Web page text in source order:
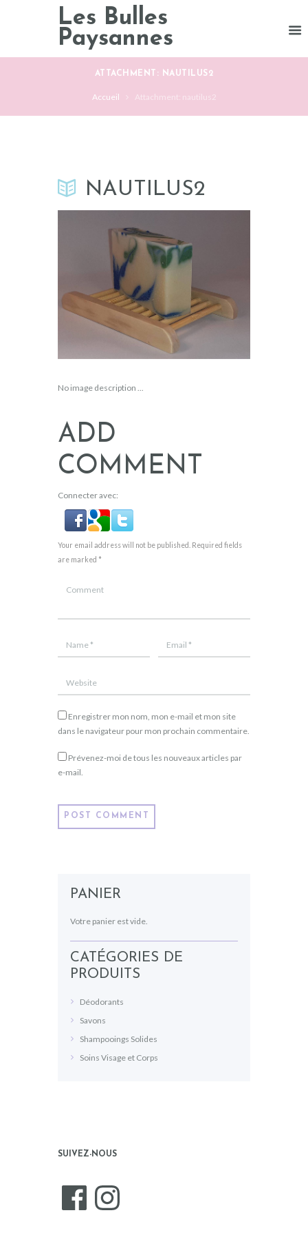
Les Bulles
Paysannes
ATTACHMENT: NAUTILUS2
Accueil Attachment: nautilus2
NAUTILUS2
No image description ...
ADD
COMMENT
Connecter avec:
Your email address will not be published. Required fields
are marked *
Enregistrer mon nom, mon e-mail et mon site
dans le navigateur pour mon prochain commentaire.
Prévenez-moi de tous les nouveaux articles par
e-mail.
PANIER
Votre panier est vide.
CATÉGORIES DE
PRODUITS
Déodorants
Savons
Shampooings Solides
Soins Visage et Corps
SUIVEZ-NOUS
Facebook Instagram